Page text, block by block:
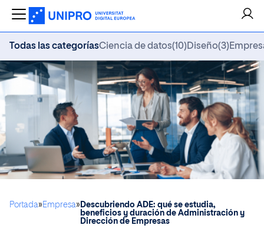
Todas las categoríasCiencia de datos(10) Diseño(3)
Portada» Empresa» Descubriendo ADE: qué se estudia,
beneficios y duración de Administración y
Dirección de Empresas